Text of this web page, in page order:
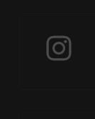
Instagram